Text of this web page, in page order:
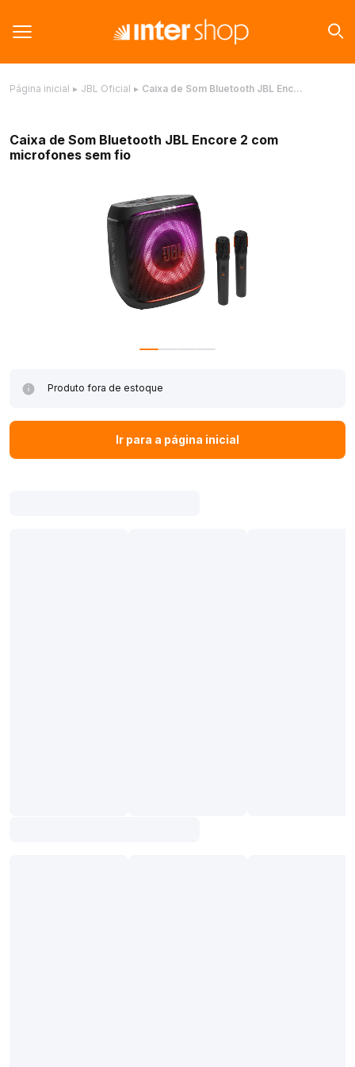
Página inicial ▸ JBL Oficial ▸ Caixa de Som Bluetooth JBL Enc…
Caixa de Som Bluetooth JBL Encore 2 com
microfones sem fio
Produto fora de estoque
Ir para a página inicial